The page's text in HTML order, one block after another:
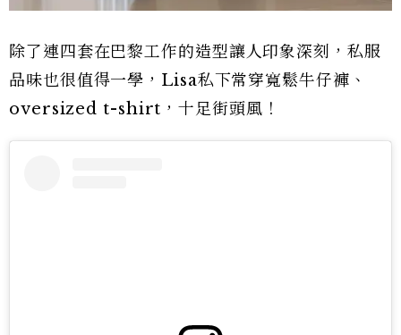
除了連四套在巴黎工作的造型讓人印象深刻，私服
品味也很值得一學，Lisa私下常穿寬鬆牛仔褲、
oversized t-shirt，十足街頭風！